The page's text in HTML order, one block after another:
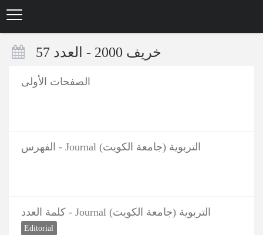
خریف 2000 - العدد 57
الصفحات الأولی
الفهرس - Journal التربویة (جامعة الکویت)
کلمة العدد - Journal التربویة (جامعة الکویت)
Editorial